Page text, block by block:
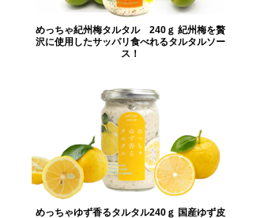
めっちゃ紀州梅タルタル 240ｇ 紀州梅を贅
沢に使用したサッパリ食べれるタルタルソー
ス！
めっちゃゆず香るタルタル240ｇ 国産ゆず皮